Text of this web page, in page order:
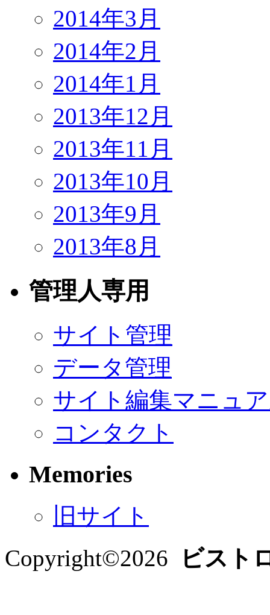
2014年3月
2014年2月
2014年1月
2013年12月
2013年11月
2013年10月
2013年9月
2013年8月
管理人専用
サイト管理
データ管理
サイト編集マニュ
コンタクト
Memories
旧サイト
Copyright©2026 ビスト